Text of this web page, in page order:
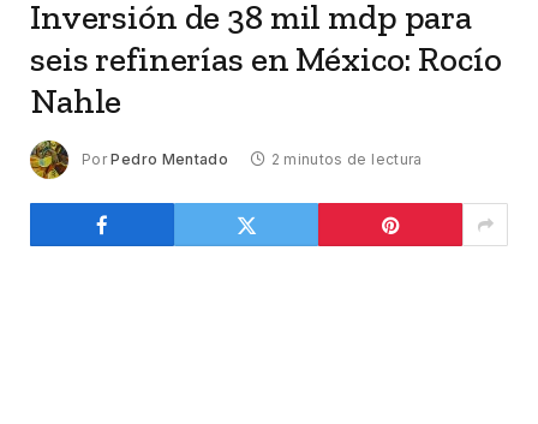
Inversión de 38 mil mdp para
seis refinerías en México: Rocío
Nahle
Por Pedro Mentado 2 minutos de lectura